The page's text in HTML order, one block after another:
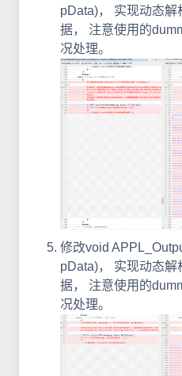
pData)， 实现动态
据， 注意使用的
况处理。
修改void
pData)， 实现动态
据， 注意使用的
况处理。